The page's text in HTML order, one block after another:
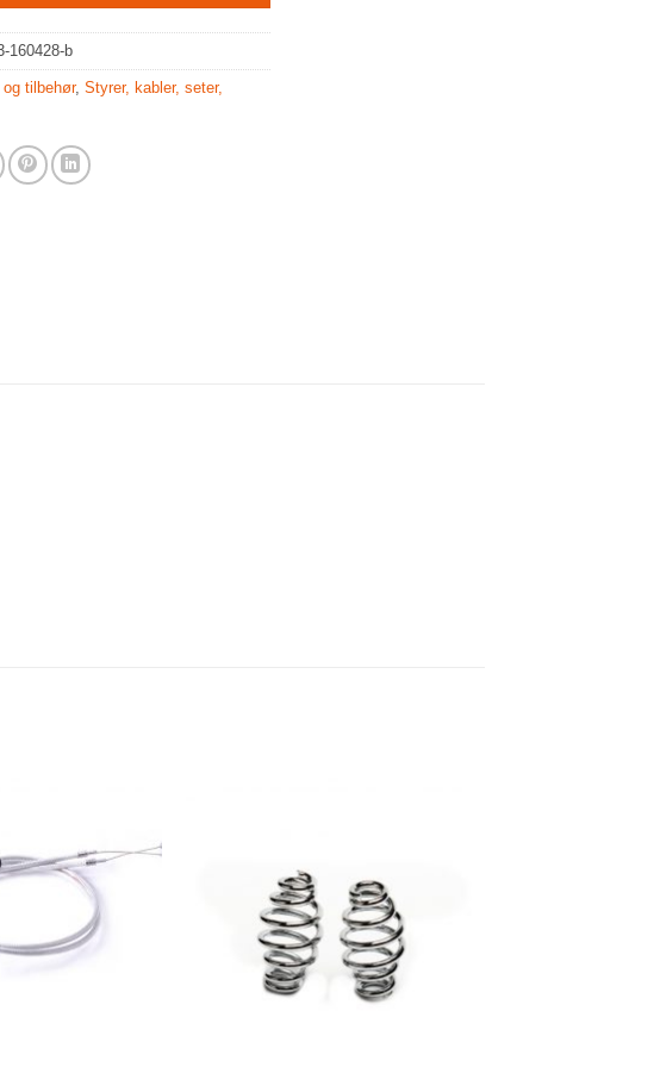
160428-b
tilbehør, Styrer, kabler, seter,